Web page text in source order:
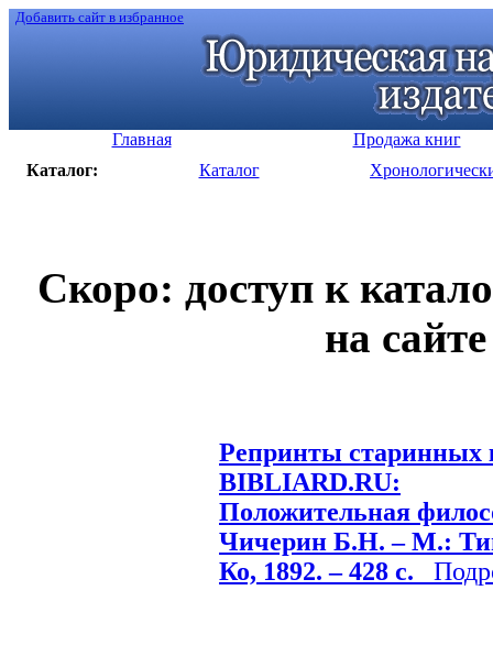
Добавить сайт в избранное
Главная
Продажа книг
Каталог:
Каталог
Скоро: доступ к
на
Репринты старинных
BIBLIARD.RU:
Положительная
Чичерин Б.Н. – М.:
Ко, 1892. – 428 с.